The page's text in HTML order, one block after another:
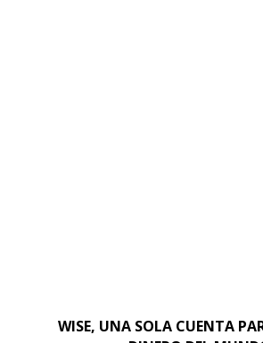
WISE, UNA SOLA CUENTA